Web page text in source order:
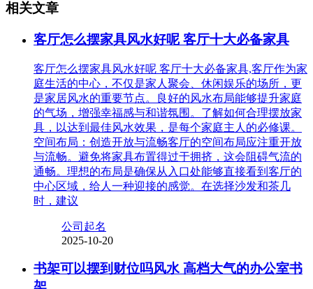
相关文章
客厅怎么摆家具风水好呢 客厅十大必备家具
客厅怎么摆家具风水好呢 客厅十大必备家具,客厅作为家
庭生活的中心，不仅是家人聚会、休闲娱乐的场所，更
是家居风水的重要节点。良好的风水布局能够提升家庭
的气场，增强幸福感与和谐氛围。了解如何合理摆放家
具，以达到最佳风水效果，是每个家庭主人的必修课。
空间布局：创造开放与流畅客厅的空间布局应注重开放
与流畅。避免将家具布置得过于拥挤，这会阻碍气流的
通畅。理想的布局是确保从入口处能够直接看到客厅的
中心区域，给人一种迎接的感觉。在选择沙发和茶几
时，建议
公司起名
2025-10-20
书架可以摆到财位吗风水 高档大气的办公室书